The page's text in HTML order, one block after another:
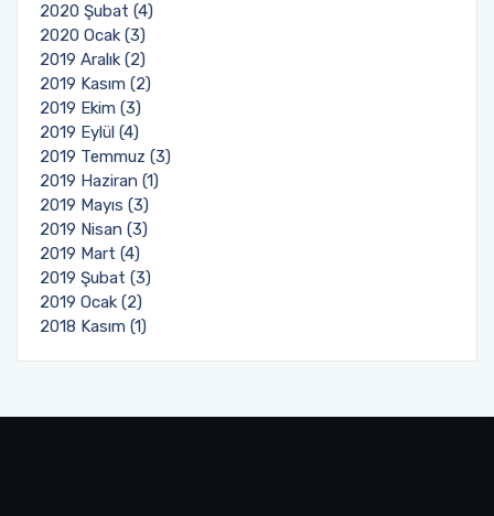
2020 Şubat (4)
2020 Ocak (3)
2019 Aralık (2)
2019 Kasım (2)
2019 Ekim (3)
2019 Eylül (4)
2019 Temmuz (3)
2019 Haziran (1)
2019 Mayıs (3)
2019 Nisan (3)
2019 Mart (4)
2019 Şubat (3)
2019 Ocak (2)
2018 Kasım (1)